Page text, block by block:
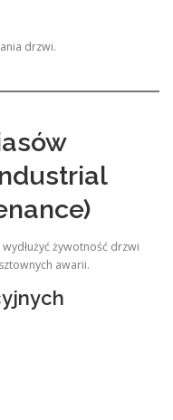
drzwi.
żywotność drzwi
awarii.